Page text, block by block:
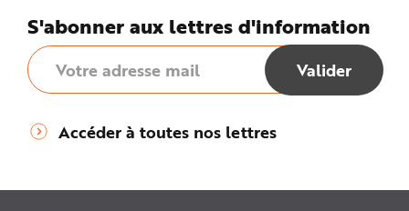
S'abonner aux lettres d'information
Accéder à toutes nos lettres